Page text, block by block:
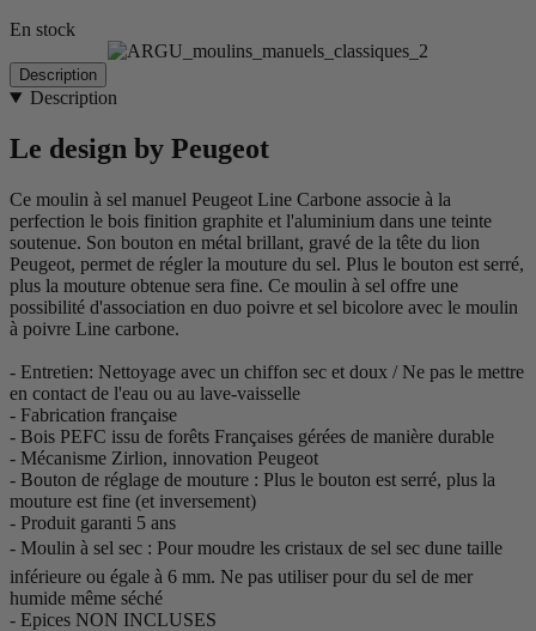
En stock
Description
Description
Le design by Peugeot
Ce moulin à sel manuel Peugeot Line Carbone associe à la
perfection le bois finition graphite et l'aluminium dans une teinte
soutenue. Son bouton en métal brillant, gravé de la tête du lion
Peugeot, permet de régler la mouture du sel. Plus le bouton est serré,
plus la mouture obtenue sera fine. Ce moulin à sel offre une
possibilité d'association en duo poivre et sel bicolore avec le moulin
à poivre Line carbone.
- Entretien: Nettoyage avec un chiffon sec et doux / Ne pas le mettre
en contact de l'eau ou au lave-vaisselle
- Fabrication française
- Bois PEFC issu de forêts Françaises gérées de manière durable
- Mécanisme Zirlion, innovation Peugeot
- Bouton de réglage de mouture : Plus le bouton est serré, plus la
mouture est fine (et inversement)
- Produit garanti 5 ans
- Moulin à sel sec : Pour moudre les cristaux de sel sec dune taille
inférieure ou égale à 6 mm. Ne pas utiliser pour du sel de mer
humide même séché
- Epices NON INCLUSES